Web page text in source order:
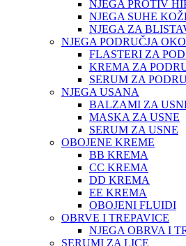
NJEGA PROTIV
NJEGA SUHE
NJEGA ZA
NJEGA PODRUČJA
FLASTERI ZA
KREMA ZA
SERUM ZA
NJEGA USANA
BALZAMI ZA
MASKA ZA USNE
SERUM ZA USNE
OBOJENE KREME
BB KREMA
CC KREMA
DD KREMA
EE KREMA
OBOJENI FLUIDI
OBRVE I TREPAVICE
NJEGA OBRVA I
SERUMI ZA LICE